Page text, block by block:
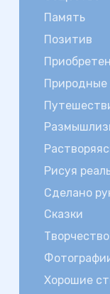
Память
Позитив
Природные
Рисуя
Сделано
Сказки
Хорошие